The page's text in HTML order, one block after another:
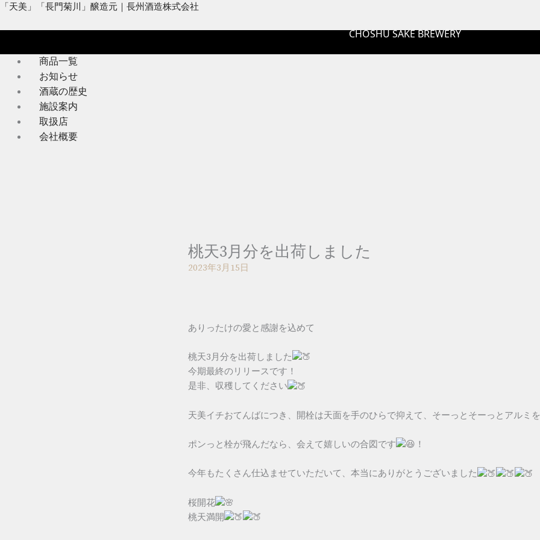
内「天美」「長門菊川」醸造元｜長州酒造株式会社
CHOSHU SAKE BREWERY
メ
商品一覧
お知らせ
酒蔵の歴史
施設案内
取扱店
会社概要
桃天3月分を出荷しました
2023年3月15日
ありったけの愛と感謝を込めて
桃天3月分を出荷しました
今期最終のリリースです！
是非、収穫してください
天美イチおてんばにつき、開栓は天面を手のひらで抑えて、そーっとそーっとアルミを
ポンっと栓が飛んだなら、会えて嬉しいの合図です ！
今年もたくさん仕込ませていただいて、本当にありがとうございました
桜開花
桃天満開